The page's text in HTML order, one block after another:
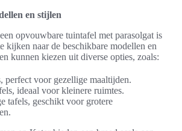
en stijlen
opvouwbare tuintafel met parasolgat is
kijken naar de beschikbare modellen en
kunnen kiezen uit diverse opties, zoals:
perfect voor gezellige maaltijden.
ideaal voor kleinere ruimtes.
tafels, geschikt voor grotere